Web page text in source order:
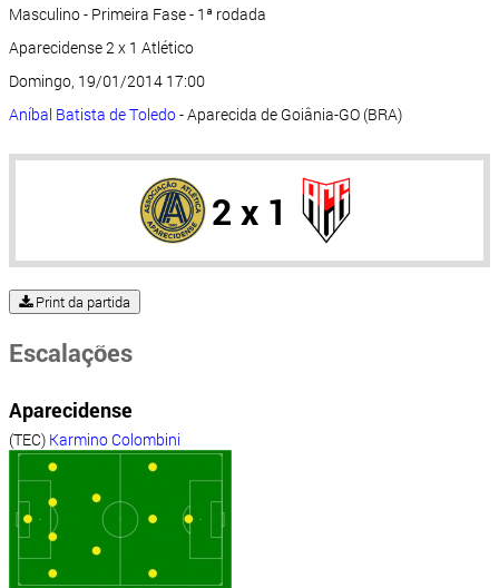
Masculino - Primeira Fase - 1ª rodada
Aparecidense 2 x 1 Atlético
Domingo, 19/01/2014 17:00
Aníbal Batista de Toledo- Aparecida de Goiânia-GO (BRA)
2 x 1
Print da partida
Escalações
Aparecidense
(TEC) Karmino Colombini